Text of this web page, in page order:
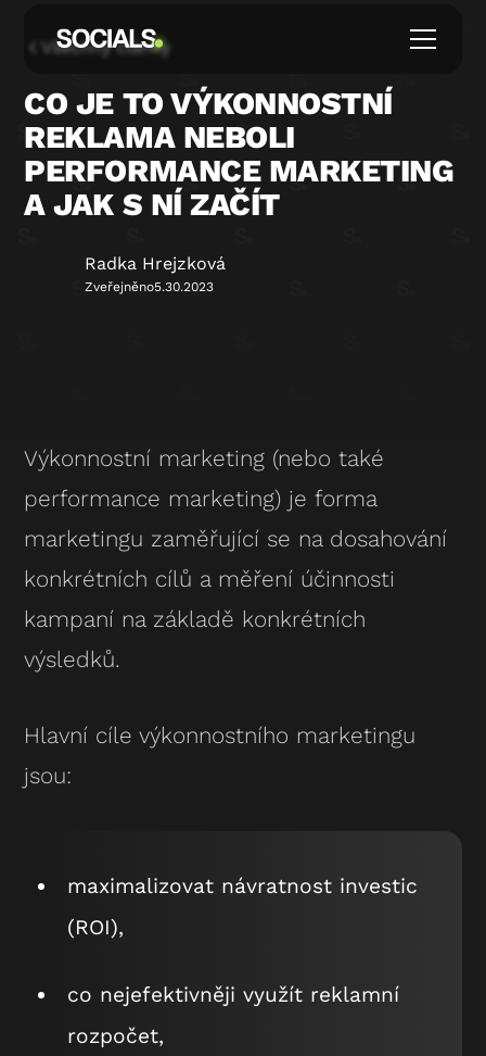
Všechny články
CO JE TO VÝKONNOSTNÍ
REKLAMA NEBOLI
PERFORMANCE MARKETING
A JAK S NÍ ZAČÍT
Radka Hrejzková
Zveřejněno5.30.2023
Výkonnostní marketing (nebo také
performance marketing) je forma
marketingu zaměřující se na dosahování
konkrétních cílů a měření účinnosti
kampaní na základě konkrétních
výsledků.
Hlavní cíle výkonnostního marketingu
jsou:
maximalizovat návratnost investic
(ROI),
co nejefektivněji využít reklamní
rozpočet,